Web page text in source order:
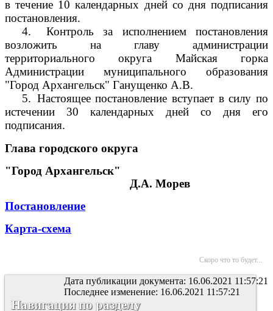
в течение 10 календарных дней со дня подписания
постановления.
4.
Контроль за исполнением постановления
возложить на главу администрации
территориального округа Майская горка
Администрации муниципального образования
"Город Архангельск" Ганущенко А.В.
5. Настоящее постановление вступает в силу по
истечении 30 календарных дней со дня его
подписания.
Глава городского округа
"Город Архангельск"
Д.А. Морев
Постановление
Карта-схема
Скоро что то будет...
Дата публикации документа: 16.06.2021 11:57:21
Последнее изменение: 16.06.2021 11:57:21
Навигация по разделу